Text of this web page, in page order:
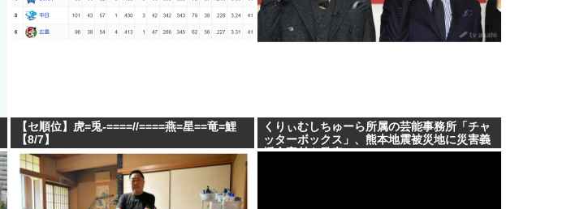
【セ順位】虎=兎-====//====燕=星==竜=鯉
【8/7】
くりぃむしちゅーら所属の芸能事務所「チャ
ッターボックス」、熊本地震被災地に災害義
援金寄付を発表